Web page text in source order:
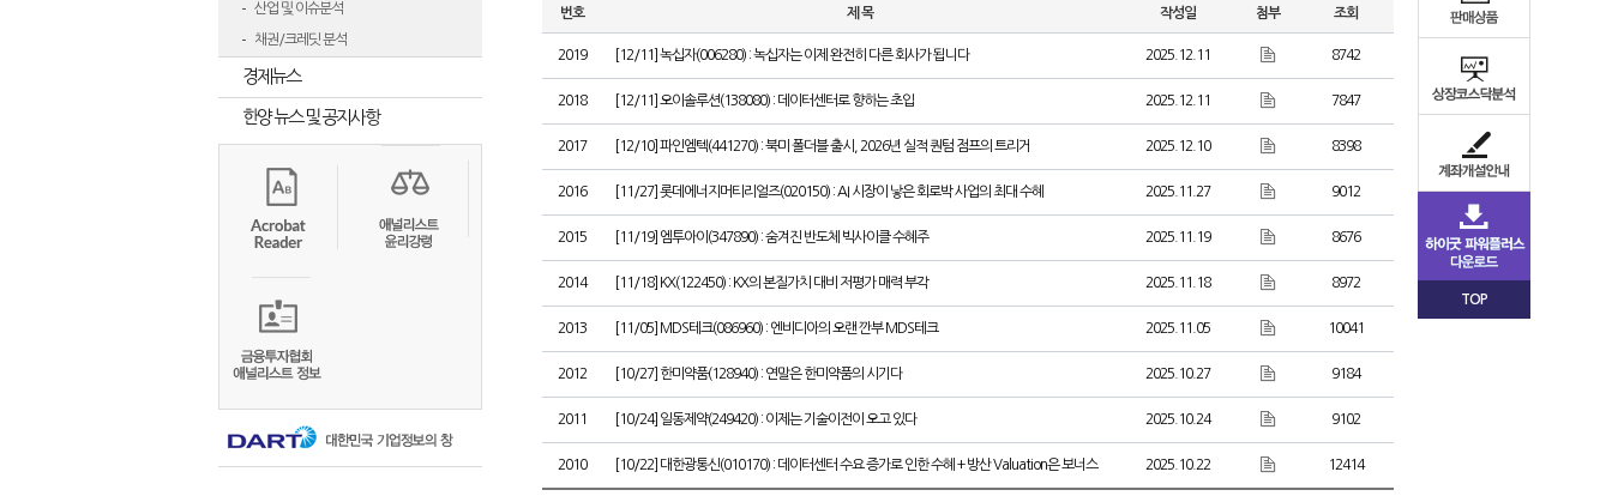
산업 및 이슈분석
채권/크레딧 분석
경제뉴스
한양 뉴스 및 공지사항
번호 제 목 작성일 첨부 조회
2019 [12/11] 녹십자(006280) : 녹십자는 이제 완전히 다른 회사가 됩니다 2025.12.11 8742
2018 [12/11] 오이솔루션(138080) : 데이터센터로 향하는 초입 2025.12.11 7847
2017 [12/10] 파인엠텍(441270) : 북미 폴더블 출시, 2026년 실적 퀀텀 점프의 트리거 2025.12.10 8398
2016 [11/27] 롯데에너지머티리얼즈(020150) : AI 시장이 낳은 회로박 사업의 최대 수혜 2025.11.27 9012
2015 [11/19] 엠투아이(347890) : 숨겨진 반도체 빅사이클 수혜주 2025.11.19 8676
2014 [11/18] KX(122450) : KX의 본질가치 대비 저평가 매력 부각 2025.11.18 8972
2013 [11/05] MDS테크(086960) : 엔비디아의 오랜 깐부 MDS테크 2025.11.05 10041
2012 [10/27] 한미약품(128940) : 연말은 한미약품의 시기다 2025.10.27 9184
2011 [10/24] 일동제약(249420) : 이제는 기술이전이 오고 있다 2025.10.24 9102
2010 [10/22] 대한광통신(010170) : 데이터센터 수요 증가로 인한 수혜 + 방산 Valuation은 보너스 2025.10.22 12414
TOP